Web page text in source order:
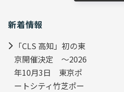
新着情報
「CLS 高知」初の東
京開催決定 ～2026
年10月3日 東京ポ
ートシティ竹芝ポー